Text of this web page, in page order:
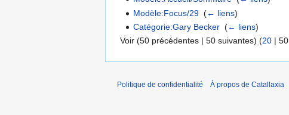
Modèle:Focus/29 ‎(← liens)
Catégorie:Gary Becker ‎(← liens)
Voir (50 précédentes | 50 suivantes) (20 | 50
Politique de confidentialité À propos de Catallaxia